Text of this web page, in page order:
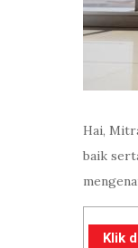
Hai,
baik
Klik